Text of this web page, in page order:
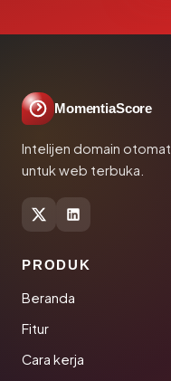
MomentiaScore
Intelijen domain
untuk web terbuka.
PRODUK
Beranda
Fitur
Cara kerja